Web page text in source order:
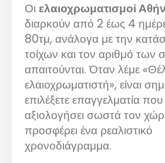
Οιελαιοχρωματισμοί
διαρκούν από 2 έως 4
80τμ, ανάλογα με την
τοίχων και τον αριθμό
απαιτούνται. Όταν λέμε
ελαιοχρωματιστή», είναι
επιλέξετε επαγγελματία
αξιολογήσει σωστά τον
προσφέρει ένα ρεαλιστικό
χρονοδιάγραμμα.